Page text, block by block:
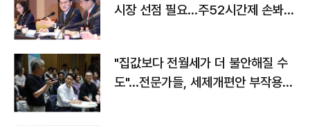
시장 선점 필요…주52시간제 손봐
"집값보다 전월세가 더 불안해질 수
도"…전문가들, 세제개편안 부작용